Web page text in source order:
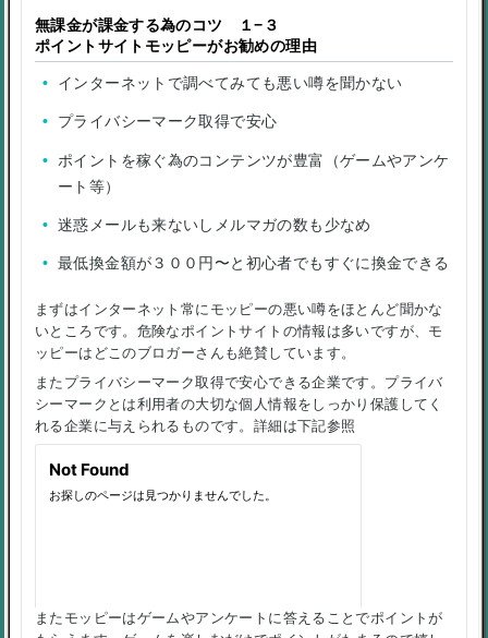
無課金が課金する為のコツ １−３
ポイントサイトモッピーがお勧めの理由
インターネットで調べてみても悪い噂を聞かない
プライバシーマーク取得で安心
ポイントを稼ぐ為のコンテンツが豊富（ゲームやアンケ
ート等）
迷惑メールも来ないしメルマガの数も少なめ
最低換金額が３００円〜と初心者でもすぐに換金できる
まずはインターネット常にモッピーの悪い噂をほとんど聞かな
いところです。危険なポイントサイトの情報は多いですが、モ
ッピーはどこのブロガーさんも絶賛しています。
またプライバシーマーク取得で安心できる企業です。プライバ
シーマークとは利用者の大切な個人情報をしっかり保護してく
れる企業に与えられるものです。詳細は下記参照
またモッピーはゲームやアンケートに答えることでポイントが